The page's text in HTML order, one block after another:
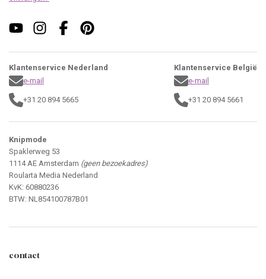
Klantenservice Nederland
e-mail
+31 20 894 5665
Klantenservice België
e-mail
+31 20 894 5661
Knipmode
Spaklerweg 53
1114 AE Amsterdam (geen bezoekadres)
Roularta Media Nederland
KvK: 60880236
BTW: NL854100787B01
contact